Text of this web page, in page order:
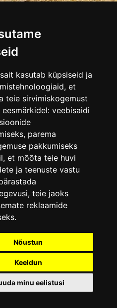
kasutab küpsiseid ja
et
teie sirvimiskogemust
veebisaidi
, parema
pakkumiseks
, et mõõta teie huvi
ja teenuste vastu
, teie jaoks
reklaamide
.
Nõustun
Keeldun
minu eelistusi
Eestis
lisaks
OÜ
KONTAKT
KÄRJEPÕHJAD
52 89 331
KKK Privaatsuspoliitika